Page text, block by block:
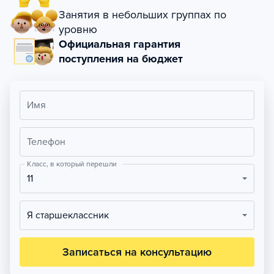
Занятия в небольших группах по
уровню
Официальная гарантия
поступления на бюджет
Имя
Телефон
Класс, в который перешли
11
Я старшеклассник
Записаться на консультацию